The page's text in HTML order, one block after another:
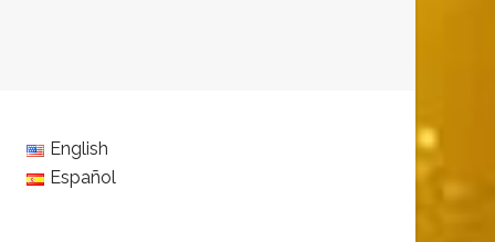
English
Español